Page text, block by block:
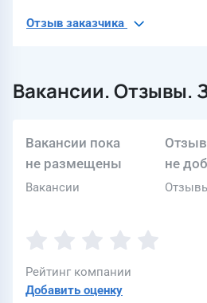
Отзыв заказчика
Вакансии. Отзывы.
Вакансии пока
не размещены
Вакансии
не
Рейтинг компании
Добавить оценку